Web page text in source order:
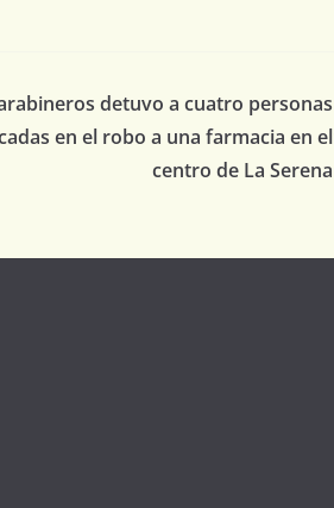
detuvo a cuatro personas
en el robo a una farmacia en el
centro de La Serena